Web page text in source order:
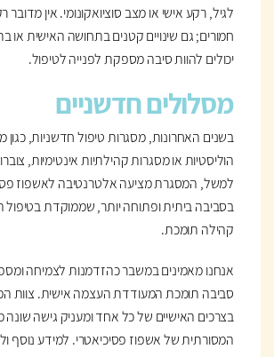
לגיל, רקע אישי או מצב סוציואקונומי. אין
חמורים; גם שינויים קטנים בתחושה האישית או
יכולים להוות סיבה מספקת לפנייה לטיפול.
מסלולים חדשניים
בשנים האחרונות, מסגרות טיפול חדשניות, כגון
הוליסטיות או מסגרות קהילתיות אינטימיות,
למשל, המסגרת מציעה אלטרנטיבה לאשפוז
בסביבה ביתית ופתוחה יותר, שממוקדת בטיפול
קהילה תומכת.
אנחנו מאמינים במשבר כהזדמנות לצמיחה
סביבה תומכת המעודדת העצמה אישית. צוות
בצרכים האישיים של כל אחד ומעניק גישה שונה
המסורתית של אשפוז פסיכיאטרי. למידע נוסף